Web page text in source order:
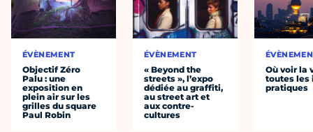
ÉVÈNEMENT
Objectif Zéro
Palu : une
exposition en
plein air sur les
grilles du square
Paul Robin
ÉVÈNEMENT
« Beyond the
streets », l’expo
dédiée au graffiti,
au street art et
aux contre-
cultures
Où voir la
toutes les
pratiques